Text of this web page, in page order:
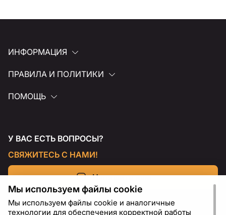
ИНФОРМАЦИЯ
ПРАВИЛА И ПОЛИТИКИ
ПОМОЩЬ
У ВАС ЕСТЬ ВОПРОСЫ?
СВЯЖИТЕСЬ С НАМИ!
Напишите нам
Мы используем файлы cookie
Мы используем файлы cookie и аналогичные
технологии для обеспечения корректной работы